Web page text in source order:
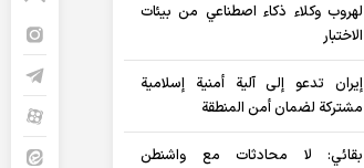
لهروب وكلاء ذكاء اصطناعي من بيئات
الاختبار
إيران تدعو إلى آلية أمنية إسلامية
مشتركة لضمان أمن المنطقة
بقائي: لا محادثات مع واشنطن